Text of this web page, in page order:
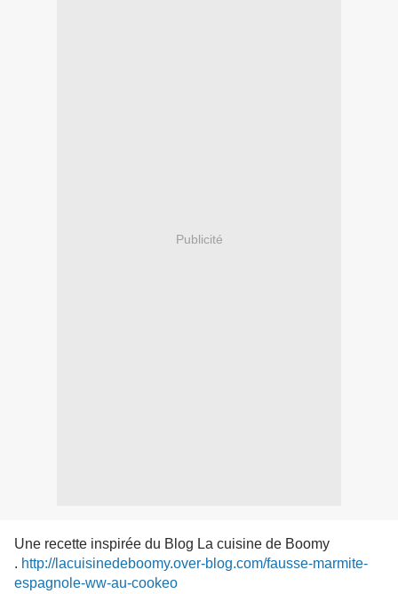
Publicité
Une recette inspirée du Blog La cuisine de Boomy
. http://lacuisinedeboomy.over-blog.com/fausse-marmite-
espagnole-ww-au-cookeo